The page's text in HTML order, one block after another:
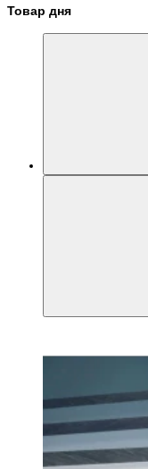
Товар дня